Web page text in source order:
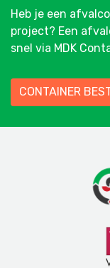
Heb je een
project? Een
snel via MDK
CONTAINER